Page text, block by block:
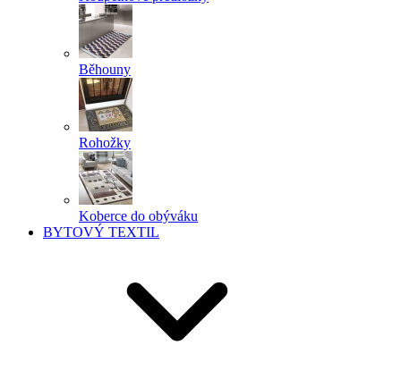
Běhouny
Rohožky
Koberce do obýváku
BYTOVÝ TEXTIL